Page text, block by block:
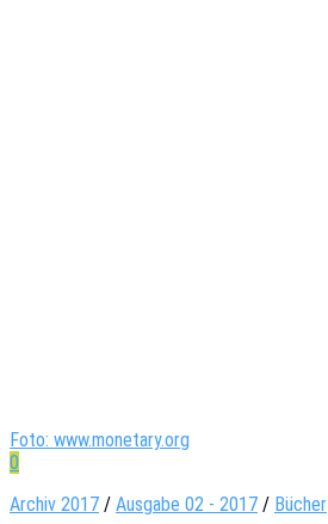
Foto: www.monetary.org
0
Archiv 2017 / Ausgabe 02 - 2017 / Bücher